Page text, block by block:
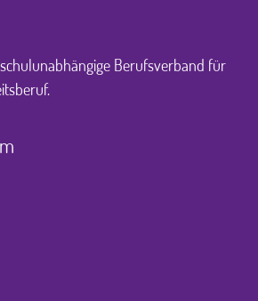
Berufsverband für